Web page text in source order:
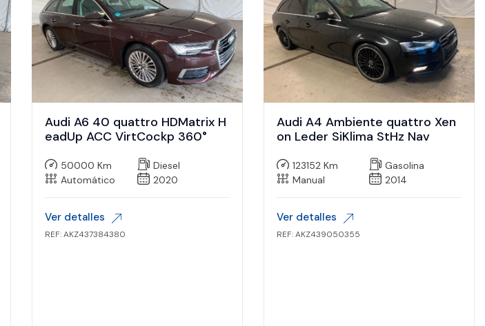
Audi A6 40 quattro HDMatrix H
eadUp ACC VirtCockp 360°
50000 Km
Diesel
Automático
2020
Ver detalles
REF: AKZ437384380
Audi A4 Ambiente quattro Xen
on Leder SiKlima StHz Nav
123152 Km
Gasolina
Manual
2014
Ver detalles
REF: AKZ439050355